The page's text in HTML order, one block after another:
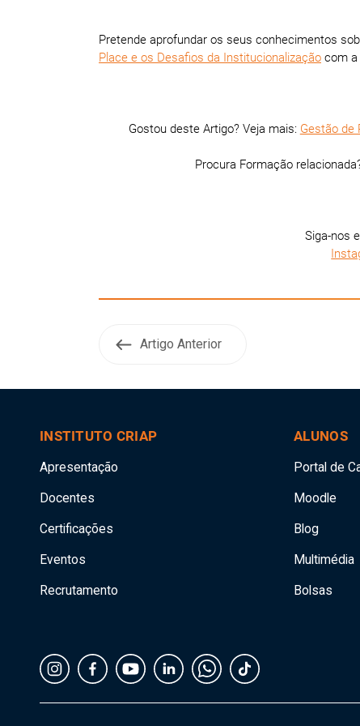
Pretende aprofundar os seus conhecimentos
Place e os Desafios da Institucionalização com
Gostou deste Artigo? Veja mais: Gestão de
Procura Formação
Siga-nos
Artigo Anterior
INSTITUTO CRIAP
Apresentação
Docentes
Certificações
Eventos
Recrutamento
ALUNOS
Portal de
Moodle
Blog
Multimédia
Bolsas